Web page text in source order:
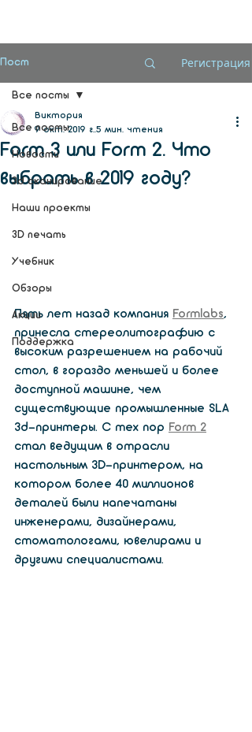
Пост Регистрация
Все посты
Новости
3d сканирование
Наши проекты
3D печать
Учебник
Обзоры
Акции
Поддержка
Все посты
Form 3 или Form 2. Что
выбрать в 2019 году?
Виктория
9 окт. 2019 г.5 мин. чтения
Пять лет назад компания Formlabs,
принесла стереолитографию с
высоким разрешением на рабочий
стол, в гораздо меньшей и более
доступной машине, чем
существующие промышленные SLA
3d-принтеры. С тех пор Form 2
стал ведущим в отрасли
настольным 3D-принтером, на
котором более 40 миллионов
деталей были напечатаны
инженерами, дизайнерами,
стоматологами, ювелирами и
другими специалистами.